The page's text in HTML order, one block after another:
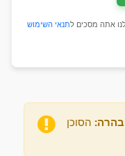
אתה מסכים לתנאי השימוש
הסוכן AI זה עשוי לטעות. אנא סקור את